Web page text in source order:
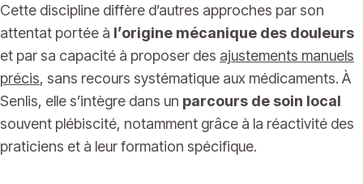
Cette discipline diffère d’autres approches par son
attentat portée à l’origine mécanique des douleurs
et par sa capacité à proposer des ajustements manuels
précis, sans recours systématique aux médicaments. À
Senlis, elle s’intègre dans un parcours de soin local
souvent plébiscité, notamment grâce à la réactivité des
praticiens et à leur formation spécifique.